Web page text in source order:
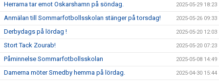
Herrarna tar emot Oskarshamn på söndag. 2025-05-29 18:23
Anmälan till Sommarfotbollsskolan stänger på torsdag! 2025-05-26 09:33
Derbydags på lördag ! 2025-05-20 12:03
Stort Tack Zourab! 2025-05-20 07:23
Påminnelse Sommarfotbollsskolan 2025-05-08 14:49
Damerna möter Smedby hemma på lördag. 2025-04-30 15:44